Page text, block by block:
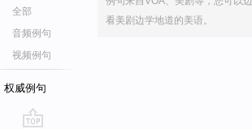
全部
音频例句
视频例句
权威例句
看美剧边学地道的美语。